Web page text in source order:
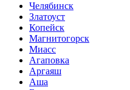
Челябинск
Златоуст
Копейск
Магнитогорск
Миасс
Агаповка
Аргаяш
Аша